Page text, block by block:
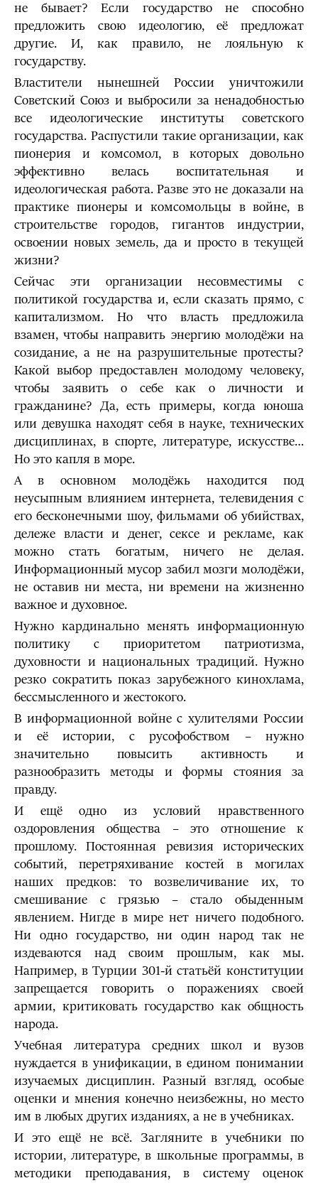
не бывает? Если государство не способно
предложить свою идеологию, её предложат
другие. И, как правило, не лояльную к
государству.
Властители нынешней России уничтожили
Советский Союз и выбросили за ненадобностью
все идеологические институты советского
государства. Распустили такие организации, как
пионерия и комсомол, в которых довольно
эффективно велась воспитательная и
идеологическая работа. Разве это не доказали на
практике пионеры и комсомольцы в войне, в
строительстве городов, гигантов индустрии,
освоении новых земель, да и просто в текущей
жизни?
Сейчас эти организации несовместимы с
политикой государства и, если сказать прямо, с
капитализмом. Но что власть предложила
взамен, чтобы направить энергию молодёжи на
созидание, а не на разрушительные протесты?
Какой выбор предоставлен молодому человеку,
чтобы заявить о себе как о личности и
гражданине? Да, есть примеры, когда юноша
или девушка находят себя в науке, технических
дисциплинах, в спорте, литературе, искусстве…
Но это капля в море.
А в основном молодёжь находится под
неусыпным влиянием интернета, телевидения с
его бесконечными шоу, фильмами об убийствах,
дележе власти и денег, сексе и рекламе, как
можно стать богатым, ничего не делая.
Информационный мусор забил мозги молодёжи,
не оставив ни места, ни времени на жизненно
важное и духовное.
Нужно кардинально менять информационную
политику с приоритетом патриотизма,
духовности и национальных традиций. Нужно
резко сократить показ зарубежного кинохлама,
бессмысленного и жестокого.
В информационной войне с хулителями России
и её истории, с русофобством – нужно
значительно повысить активность и
разнообразить методы и формы стояния за
правду.
И ещё одно из условий нравственного
оздоровления общества – это отношение к
прошлому. Постоянная ревизия исторических
событий, перетряхивание костей в могилах
наших предков: то возвеличивание их, то
смешивание с грязью – стало обыденным
явлением. Нигде в мире нет ничего подобного.
Ни одно государство, ни один народ так не
издеваются над своим прошлым, как мы.
Например, в Турции 301-й статьёй конституции
запрещается говорить о поражениях своей
армии, критиковать государство как общность
народа.
Учебная литература средних школ и вузов
нуждается в унификации, в едином понимании
изучаемых дисциплин. Разный взгляд, особые
оценки и мнения конечно неизбежны, но место
им в любых других изданиях, а не в учебниках.
И это ещё не всё. Загляните в учебники по
истории, литературе, в школьные программы, в
методики преподавания, в систему оценок